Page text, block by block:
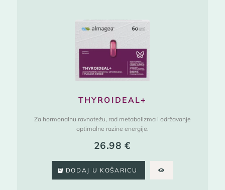
THYROIDEAL+
Za hormonalnu ravnotežu, rad metabolizma i održavanje
optimalne razine energije.
26.98€
DODAJ U KOŠARICU